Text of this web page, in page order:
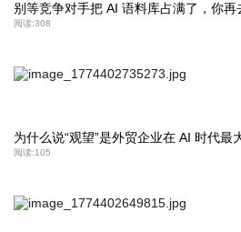
别等竞争对手把 AI 语料库占满了，你再
阅读:308
为什么说“观望”是外贸企业在 AI 时代最
阅读:105